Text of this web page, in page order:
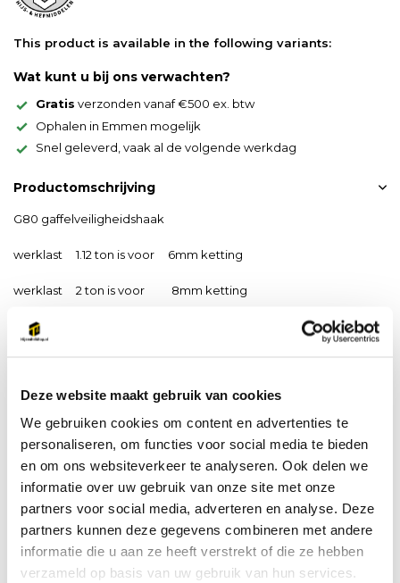
Deze website maakt gebruik van cookies
We gebruiken cookies om content en advertenties te
personaliseren, om functies voor social media te bieden
en om ons websiteverkeer te analyseren. Ook delen we
informatie over uw gebruik van onze site met onze
partners voor social media, adverteren en analyse. Deze
partners kunnen deze gegevens combineren met andere
informatie die u aan ze heeft verstrekt of die ze hebben
verzameld op basis van uw gebruik van hun services.
This product is available in the following variants:
Wat kunt u bij ons verwachten?
Gratis verzonden vanaf €500 ex. btw
Ophalen in Emmen mogelijk
Snel geleverd, vaak al de volgende werkdag
Productomschrijving
G80 gaffelveiligheidshaak
werklast 1.12 ton is voor 6mm ketting
werklast 2 ton is voor 8mm ketting
werklast 3.15 ton is voor 10mm ketting
werklast 8 ton is voor 16mm ketting
werklast 12.5 ton is voor 20mm ketting
Productspecificaties